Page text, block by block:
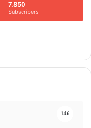
7.850
Subscribers
146